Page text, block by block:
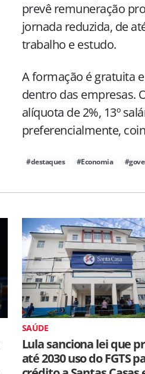
prevê remuneração
jornada reduzida, de
trabalho e estudo.
A formação é gratuita
dentro das empresas.
alíquota de 2%, 13º
preferencialmente,
#destaques #Economia
SAÚDE
Lula sanciona lei que
até 2030 uso do FGTS